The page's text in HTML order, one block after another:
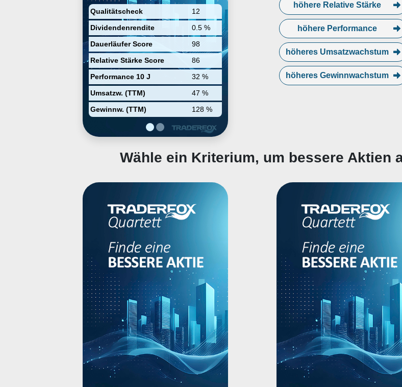
Qualitätscheck
12
Dividendenrendite
0.5 %
Dauerläufer Score
98
Relative Stärke Score
86
Performance 10 J
32 %
Umsatzw. (TTM)
47 %
Gewinnw. (TTM)
128 %
höhere Relative Stärke
höhere Performance
höheres Umsatzwachstum
höheres Gewinnwachstum
Wähle ein Kriterium, um bessere Aktien